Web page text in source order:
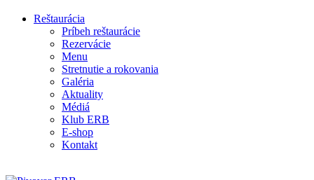
Reštaurácia
Príbeh reštaurácie
Rezervácie
Menu
Stretnutie a rokovania
Galéria
Aktuality
Médiá
Klub ERB
E-shop
Kontakt